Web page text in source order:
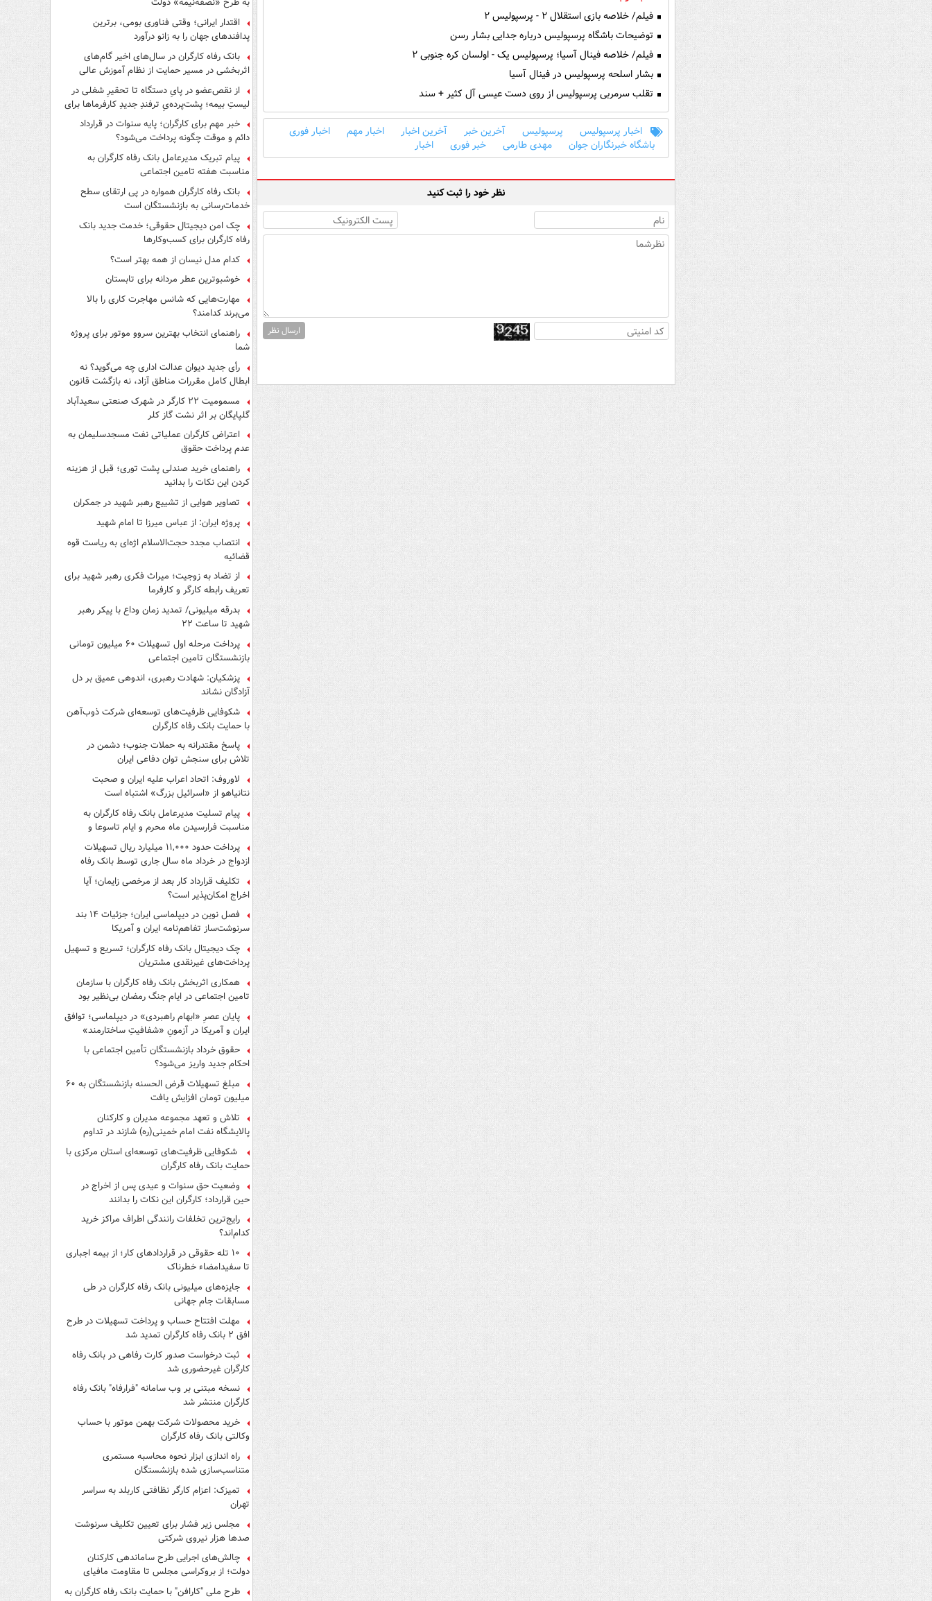
فیلم/ خلاصه بازی استقلال ۲ - پرسپولیس ۲
توضیحات باشگاه پرسپولیس درباره جدایی بشار رسن
فیلم/ خلاصه فینال آسیا؛ پرسپولیس یک - اولسان کره جنوبی ۲
بشار اسلحه پرسپولیس در فینال آسیا
تقلب سرمربی پرسپولیس از روی دست عیسی آل کثیر + سند
اخبار پرسپولیس پرسپولیس آخرین خبر آخرین اخبار اخبار مهم
اخبار فوری
باشگاه خبرنگاران جوان
مهدی طارمی خبر فوری اخبار
نظر خود را ثبت کنید
ارسال نظر
اقتدار ایرانی؛ وقتی فناوری بومی، برترین
پدافندهای جهان را به زانو درآورد
بانک رفاه کارگران در سال‌های اخیر گام‌های
اثربخشی در مسیر حمایت از نظام آموزش عالی
برداشته است
از نقص‌عضو در پایِ دستگاه تا تحقیرِ شغلی در
لیستِ بیمه؛ پشت‌پرده‌یِ ترفندِ جدیدِ کارفرماها برای
فرار از قانون چیست؟
خبر مهم برای کارگران؛ پایه سنوات در قرارداد
دائم و موقت چگونه پرداخت می‌شود؟
پیام تبریک مدیرعامل بانک رفاه کارگران به
مناسبت هفته تامین اجتماعی
بانک رفاه کارگران همواره در پی ارتقای سطح
خدمات‌رسانی به بازنشستگان است
چک امن دیجیتال حقوقی؛ خدمت جدید بانک
رفاه کارگران برای کسب‌وکارها
کدام مدل نیسان از همه بهتر است؟
خوشبوترین عطر مردانه برای تابستان
مهارت‌هایی که شانس مهاجرت کاری را بالا
می‌برند کدامند؟
راهنمای انتخاب بهترین سروو موتور برای پروژه
شما
رأی جدید دیوان عدالت اداری چه می‌گوید؟ نه
ابطال کامل مقررات مناطق آزاد، نه بازگشت قانون
مسمومیت ۲۲ کارگر در شهرک صنعتی سعیدآباد
گلپایگان بر اثر نشت گاز کلر
اعتراض کارگران عملیاتی نفت مسجدسلیمان به
عدم پرداخت حقوق
راهنمای خرید صندلی پشت توری؛ قبل از هزینه
کردن این نکات را بدانید
تصاویر هوایی از تشییع رهبر شهید در جمکران
پروژه ایران: از عباس میرزا تا امام شهید
انتصاب مجدد حجت‌الاسلام اژه‌ای به ریاست قوه‌
قضائیه
از تضاد به زوجیت؛ میراث فکری رهبر شهید برای
تعریف رابطه کارگر و کارفرما
بدرقه میلیونی/ تمدید زمان وداع با پیکر رهبر
شهید تا ساعت ۲۲
پرداخت مرحله اول تسهیلات ۶۰ میلیون تومانی
بازنشستگان تامین اجتماعی
پزشکیان: شهادت رهبری، اندوهی عمیق بر دل
آزادگان نشاند
شکوفایی ظرفیت‌های توسعه‌ای شرکت ذوب‌آهن
با حمایت‌ بانک رفاه کارگران
پاسخ مقتدرانه به حملات جنوب؛ دشمن در
تلاش برای سنجش توان دفاعی ایران
لاوروف: اتحاد اعراب علیه ایران و صحبت
نتانیاهو از «اسرائیل بزرگ» اشتباه است
پیام تسلیت مدیرعامل بانک رفاه کارگران به
مناسبت فرارسیدن ماه محرم و ایام تاسوعا و
عاشورای حسینی
پرداخت حدود ۱۱,۰۰۰ میلیارد ریال تسهیلات
ازدواج در خرداد ماه سال جاری توسط بانک رفاه
کارگران
تکلیف قرارداد کار بعد از مرخصی زایمان؛ آیا
اخراج امکان‌پذیر است؟
فصل نوین در دیپلماسی ایران؛ جزئیات ۱۴ بند
سرنوشت‌ساز تفاهم‌نامه ایران و آمریکا
چک دیجیتال بانک رفاه کارگران؛ تسریع و تسهیل
پرداخت‌های غیرنقدی مشتریان
همکاری اثربخش بانک رفاه کارگران با سازمان
تامین اجتماعی در ایام جنگ رمضان بی‌نظیر بود
پایان عصرِ «ابهام راهبردی» در دیپلماسی؛ توافق
ایران و آمریکا در آزمونِ «شفافیتِ ساختارمند»
حقوق خرداد بازنشستگان تأمین اجتماعی با
احکام جدید واریز می‌شود؟
مبلغ تسهیلات قرض الحسنه بازنشستگان به ۶۰
میلیون تومان افزایش یافت
تلاش و تعهد مجموعه مدیران و کارکنان
پالایشگاه نفت امام خمینی(ره) شازند در تداوم
تولید در ایام جنگ رمضان، شایسته قدردانی است
شکوفایی ظرفیت‌های توسعه‌ای استان مرکزی با
حمایت بانک رفاه کارگران
وضعیت حق سنوات و عیدی پس از اخراج در
حین قرارداد؛ کارگران این نکات را بدانند
رایج‌ترین تخلفات رانندگی اطراف مراکز خرید
کدام‌اند؟
۱۰ تله حقوقی در قراردادهای کار؛ از بیمه اجباری
تا سفیدامضاء خطرناک
جایزه‌های میلیونی بانک رفاه کارگران در طی
مسابقات جام جهانی
مهلت افتتاح حساب و پرداخت تسهیلات در طرح
افق ۲ بانک رفاه کارگران تمدید شد
ثبت درخواست صدور کارت رفاهی در بانک رفاه
کارگران غیرحضوری شد
نسخه مبتنی بر وب سامانه "فرارفاه" بانک رفاه
کارگران منتشر شد
خرید محصولات شرکت بهمن موتور با حساب
وکالتی بانک رفاه کارگران
راه اندازی ابزار نحوه محاسبه مستمری
متناسب‌سازی شده بازنشستگان
تمیزک: اعزام کارگر نظافتی کاربلد به سراسر
تهران
مجلس زیر فشار برای تعیین تکلیف سرنوشت
صدها هزار نیروی شرکتی
چالش‌های اجرایی طرح ساماندهی کارکنان
دولت؛ از بروکراسی مجلس تا مقاومت مافیای
واسطه‌گری
طرح ملی "کارافن" با حمایت بانک رفاه کارگران به